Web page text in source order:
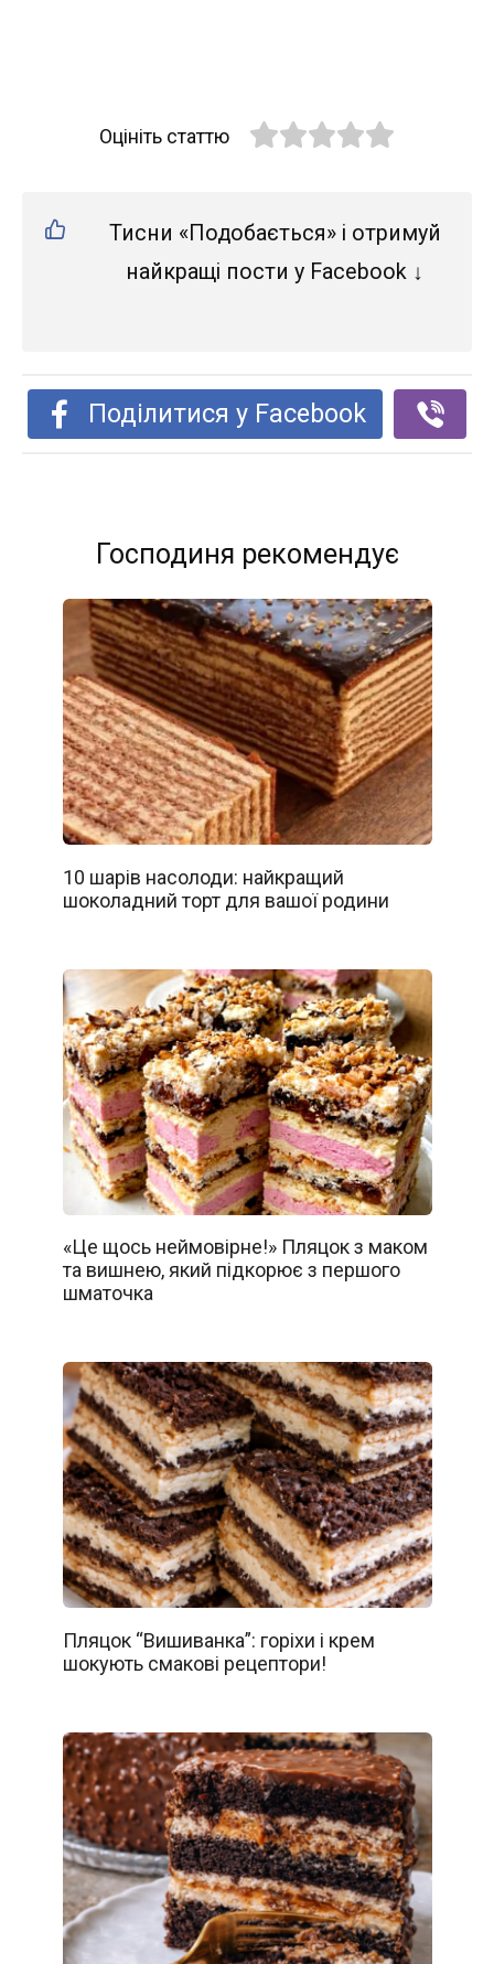
Оцініть статтю
Тисни «Подобається» і отримуй
найкращі пости у Facebook ↓
Поділитися у Facebook
Господиня рекомендує
10 шарів насолоди: найкращий
шоколадний торт для вашої родини
«Це щось неймовірне!» Пляцок з маком
та вишнею, який підкорює з першого
шматочка
Пляцок “Вишиванка”: горіхи і крем
шокують смакові рецептори!